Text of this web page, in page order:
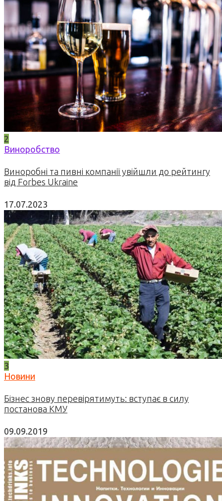
2
Виноробство
Виноробні та пивні компанії увійшли до рейтингу
від Forbes Ukraine
17.07.2023
3
Новини
Бізнес знову перевірятимуть: вступає в силу
постанова КМУ
09.09.2019